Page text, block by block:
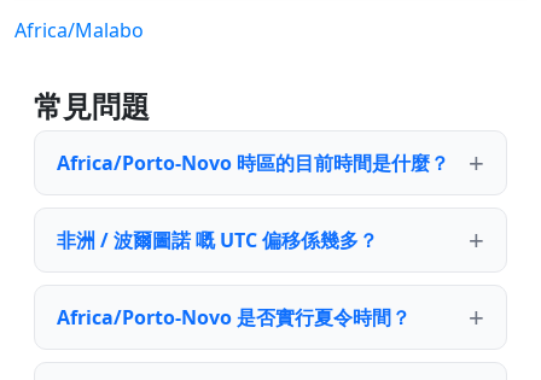
Africa/Malabo
常見問題
Africa/Porto-Novo 時區的目前時間是什麼？
非洲 / 波爾圖諾 嘅 UTC 偏移係幾多？
Africa/Porto-Novo 是否實行夏令時間？